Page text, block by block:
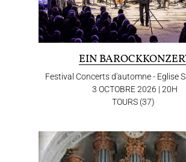
PROGRAMS
CULTURAL OUTREACH
DISCOGRAPHY
Videos
EIN
Festival Concerts d'automne - Eglise
3 OCTOBRE 2026 | 20H
TOURS (37)